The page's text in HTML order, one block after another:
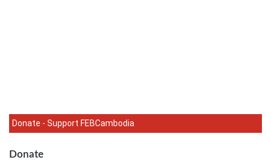
Donate - Support FEBCambodia
Donate